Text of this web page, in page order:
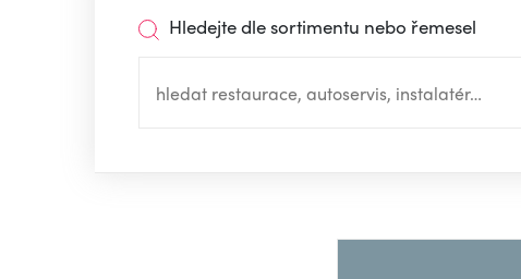
Hledejte dle sortimentu nebo řemesel